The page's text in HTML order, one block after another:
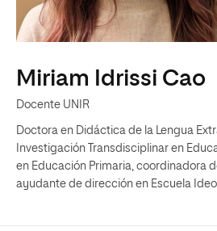
Miriam Idrissi Cao
Docente UNIR
Doctora en Didáctica de la Lengua
Investigación Transdisciplinar en
en Educación Primaria, coordinadora
ayudante de dirección en Escuela